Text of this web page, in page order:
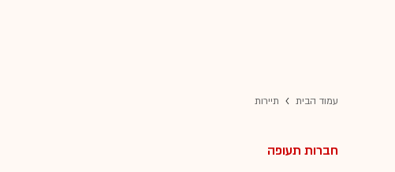
עמוד הבית תיירות
חברות תעופה